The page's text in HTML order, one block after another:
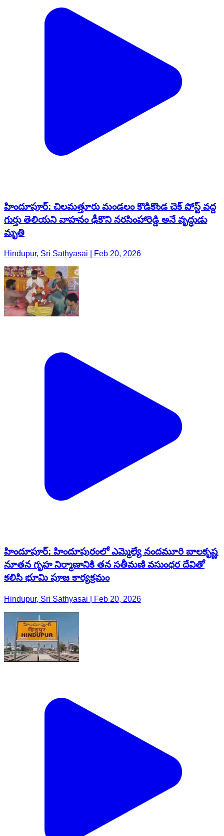
హిందూపూర్‌: చిలమత్తూరు మండలం కొడికొండ చెక్ పోస్ట్ వద్ద
గుర్తు తెలియని వాహనం ఢీకొని నరసింహారెడ్డి అనే వృద్ధుడు
మృతి
Hindupur, Sri Sathyasai | Feb 20, 2026
హిందూపూర్‌: హిందూపురంలో ఎమ్మెల్యే నందమూరి బాలకృష్ణ
నూతన గృహ నిర్మాణానికి తన సతీమణి వసుంధర దేవితో
కలిసి భూమి పూజ కార్యక్రమం
Hindupur, Sri Sathyasai | Feb 20, 2026